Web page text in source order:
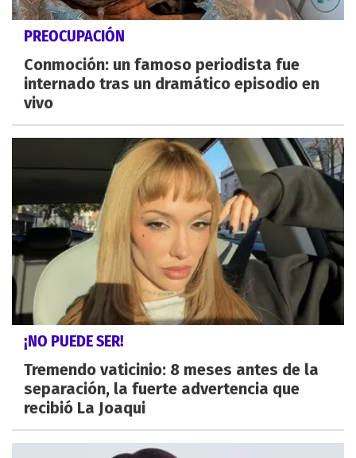
PREOCUPACIÓN
Conmoción: un famoso periodista fue
internado tras un dramático episodio en
vivo
¡NO PUEDE SER!
Tremendo vaticinio: 8 meses antes de la
separación, la fuerte advertencia que
recibió La Joaqui